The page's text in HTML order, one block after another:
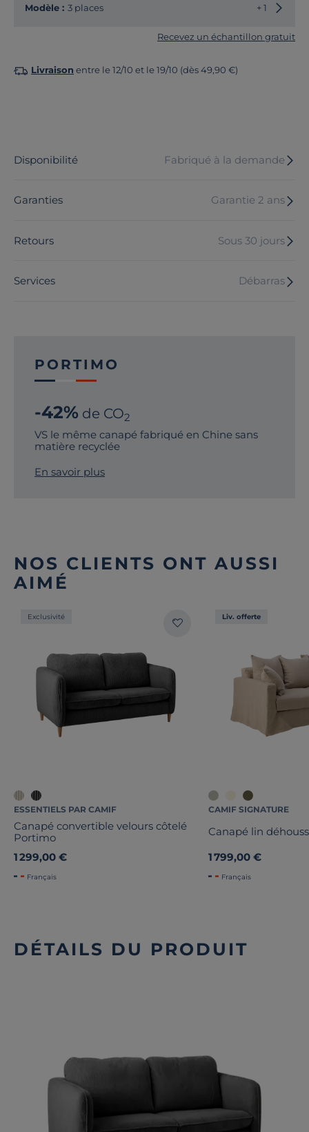
Modèle : 3 places + 1
Recevez un échantillon gratuit
Livraison entre le 12/10 et le 19/10 (dès 49,90 €)
Disponibilité Fabriqué à la demande
Garanties Garantie 2 ans
Retours Sous 30 jours
Services Débarras
PORTIMO
-42% de CO2
VS le même canapé fabriqué en Chine sans
matière recyclée
En savoir plus
NOS CLIENTS ONT AUSSI
AIMÉ
Exclusivité
ESSENTIELS PAR CAMIF
Canapé convertible velours côtelé
Portimo
1 299,00 €
Français
Liv. offerte
CAMIF SIGNATURE
Canapé lin
1 799,00 €
Français
DÉTAILS DU PRODUIT